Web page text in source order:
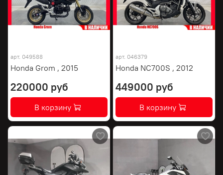
арт. 049588
Honda Grom , 2015
220000 руб
В корзину
арт. 046379
Honda NC700S , 2012
449000 руб
В корзину